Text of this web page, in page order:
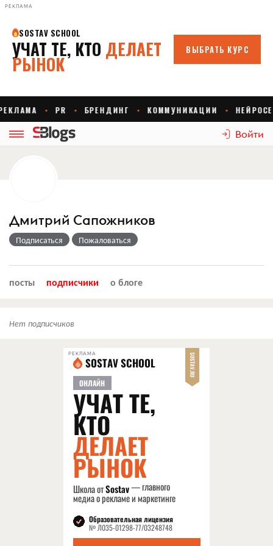
РЕКЛАМА
Войти
Дмитрий Сапожников
Подписаться Пожаловаться
посты подписчики о блоге
Нет подписчиков
РЕКЛАМА